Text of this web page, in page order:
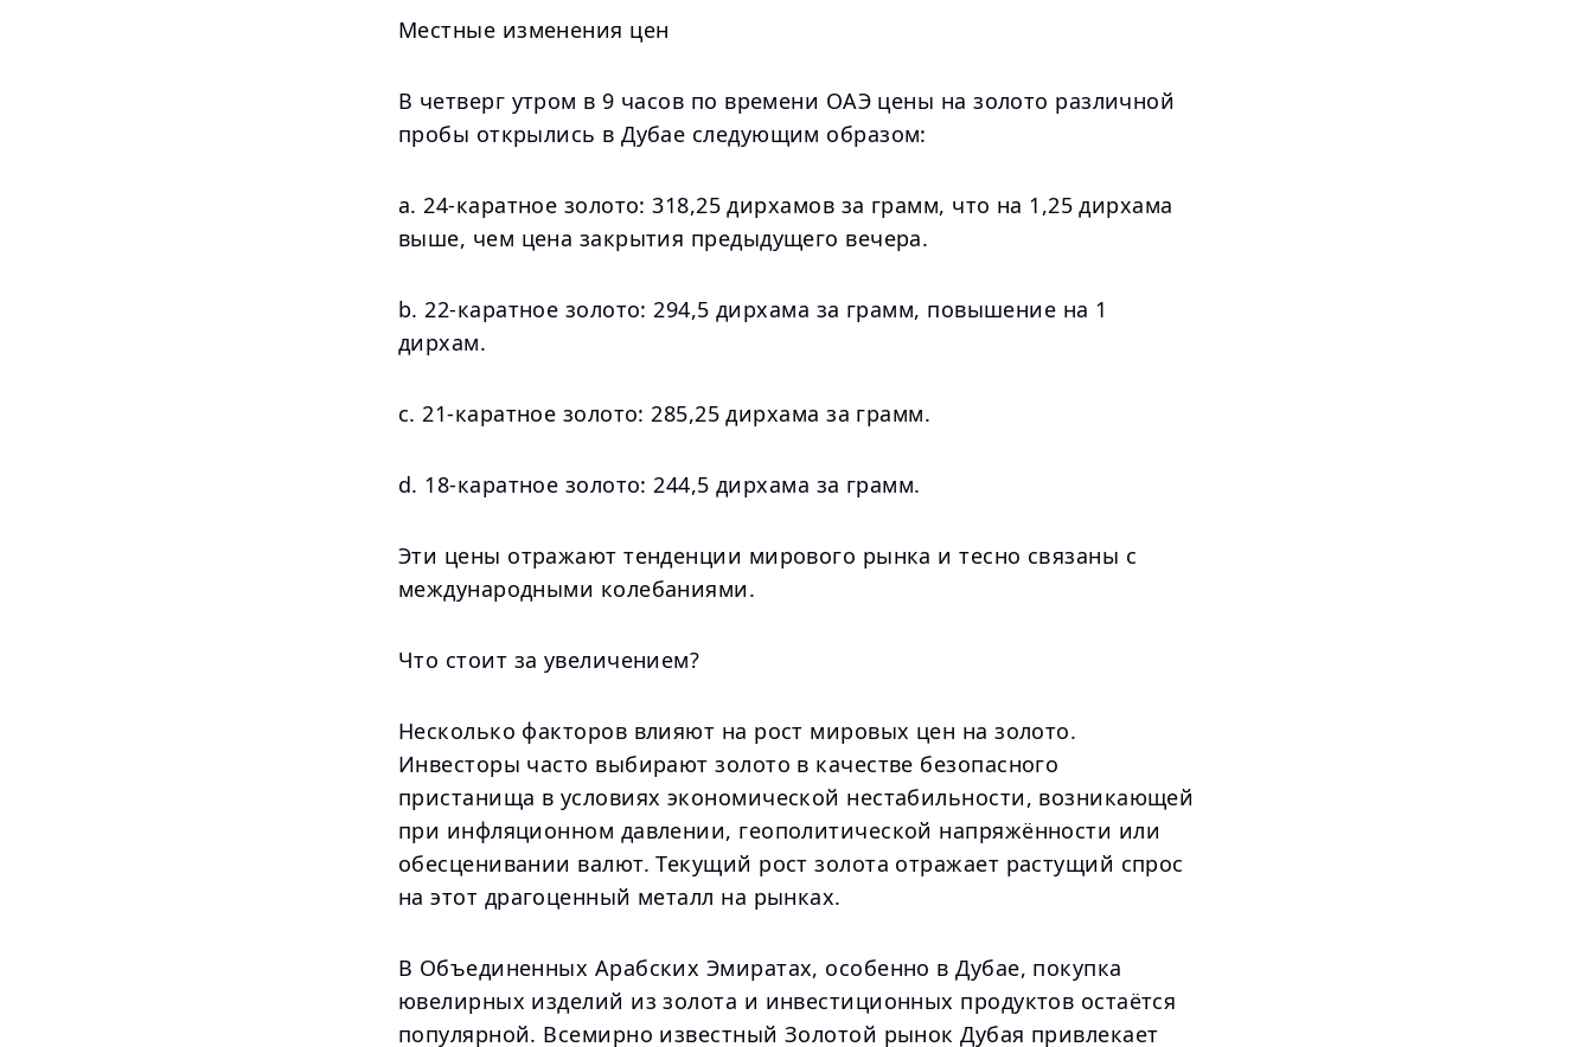
Местные изменения цен
В четверг утром в 9 часов по времени ОАЭ цены на золото различной
пробы открылись в Дубае следующим образом:
a. 24-каратное золото: 318,25 дирхамов за грамм, что на 1,25 дирхама
выше, чем цена закрытия предыдущего вечера.
b. 22-каратное золото: 294,5 дирхама за грамм, повышение на 1
дирхам.
c. 21-каратное золото: 285,25 дирхама за грамм.
d. 18-каратное золото: 244,5 дирхама за грамм.
Эти цены отражают тенденции мирового рынка и тесно связаны с
международными колебаниями.
Что стоит за увеличением?
Несколько факторов влияют на рост мировых цен на золото.
Инвесторы часто выбирают золото в качестве безопасного
пристанища в условиях экономической нестабильности, возникающей
при инфляционном давлении, геополитической напряжённости или
обесценивании валют. Текущий рост золота отражает растущий спрос
на этот драгоценный металл на рынках.
В Объединенных Арабских Эмиратах, особенно в Дубае, покупка
ювелирных изделий из золота и инвестиционных продуктов остаётся
популярной. Всемирно известный Золотой рынок Дубая привлекает